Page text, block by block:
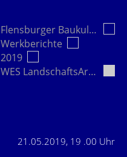
Flensburger Baukultur e.V.
Werkberichte
2019
WES LandschaftsArchitektur, Berlin
21.05.2019, 19 .00 Uhr